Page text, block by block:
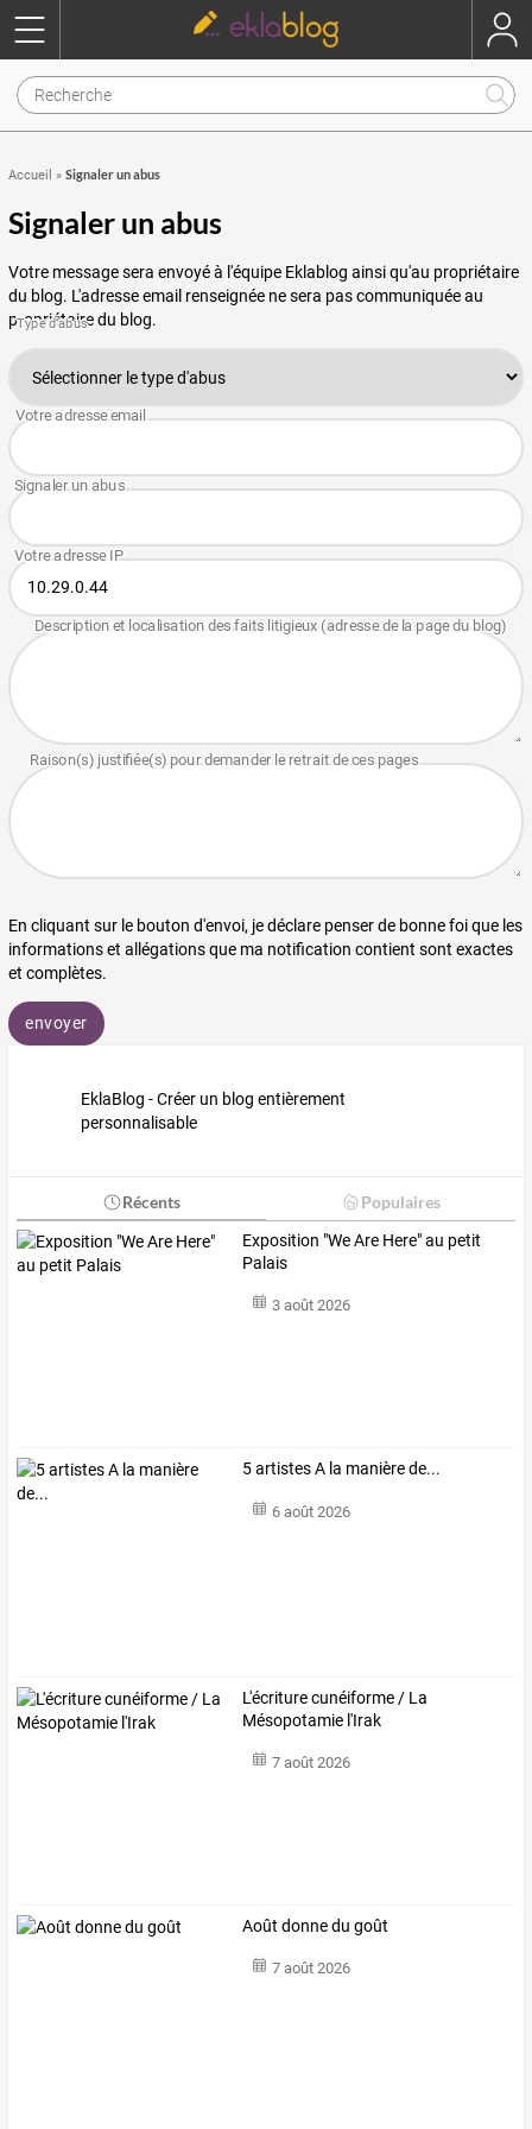
Accueil » Signaler un abus
Signaler un abus
Votre message sera envoyé à l'équipe Eklablog ainsi qu'au propriétaire
du blog. L'adresse email renseignée ne sera pas communiquée au
propriétaire du blog.
En cliquant sur le bouton d'envoi, je déclare penser de bonne foi que les
informations et allégations que ma notification contient sont exactes
et complètes.
envoyer
EklaBlog - Créer un blog entièrement
personnalisable
Récents Populaires
Exposition "We Are Here" au petit
Palais
3 août 2026
5 artistes A la manière de...
6 août 2026
L'écriture cunéiforme / La
Mésopotamie l'Irak
7 août 2026
Août donne du goût
7 août 2026